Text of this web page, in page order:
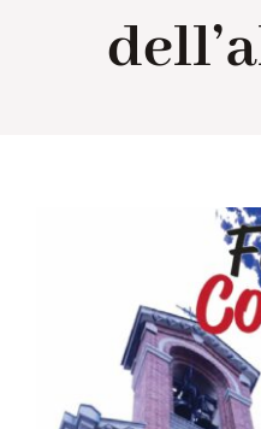
Collabora con noi